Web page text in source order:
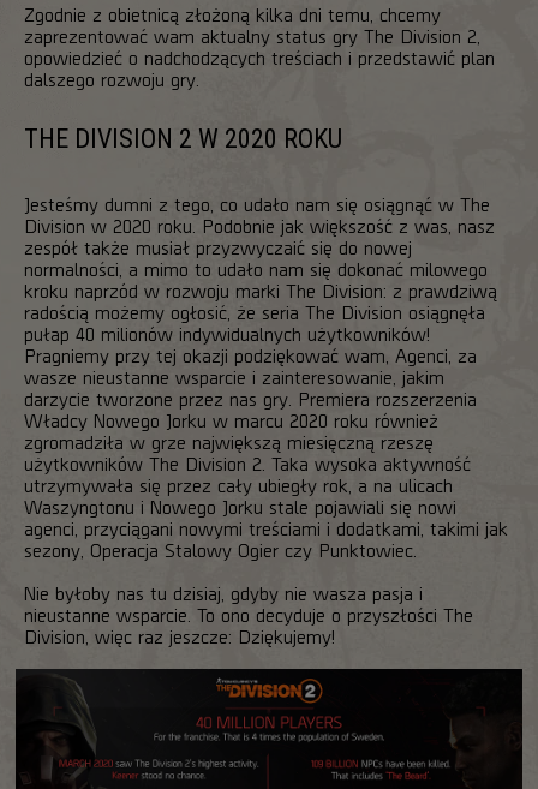
Zgodnie z obietnicą złożoną kilka dni temu, chcemy
zaprezentować wam aktualny status gry The Division 2,
opowiedzieć o nadchodzących treściach i przedstawić plan
dalszego rozwoju gry.
THE DIVISION 2 W 2020 ROKU
Jesteśmy dumni z tego, co udało nam się osiągnąć w The
Division w 2020 roku. Podobnie jak większość z was, nasz
zespół także musiał przyzwyczaić się do nowej
normalności, a mimo to udało nam się dokonać milowego
kroku naprzód w rozwoju marki The Division: z prawdziwą
radością możemy ogłosić, że seria The Division osiągnęła
pułap 40 milionów indywidualnych użytkowników!
Pragniemy przy tej okazji podziękować wam, Agenci, za
wasze nieustanne wsparcie i zainteresowanie, jakim
darzycie tworzone przez nas gry. Premiera rozszerzenia
Władcy Nowego Jorku w marcu 2020 roku również
zgromadziła w grze największą miesięczną rzeszę
użytkowników The Division 2. Taka wysoka aktywność
utrzymywała się przez cały ubiegły rok, a na ulicach
Waszyngtonu i Nowego Jorku stale pojawiali się nowi
agenci, przyciągani nowymi treściami i dodatkami, takimi jak
sezony, Operacja Stalowy Ogier czy Punktowiec.
Nie byłoby nas tu dzisiaj, gdyby nie wasza pasja i
nieustanne wsparcie. To ono decyduje o przyszłości The
Division, więc raz jeszcze: Dziękujemy!